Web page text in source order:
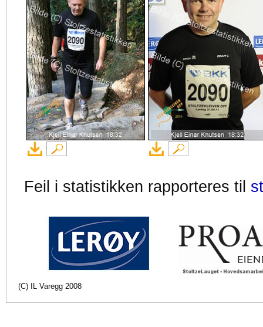
Feil i statistikken rapporteres til
(C) IL Varegg 2008